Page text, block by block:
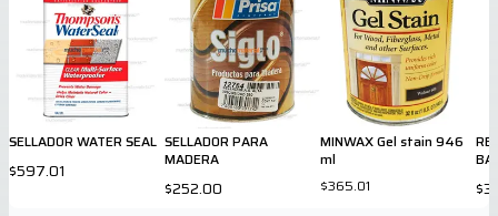
SELLADOR WATER SEAL
$597.01
SELLADOR PARA
MADERA
$252.00
MINWAX Gel stain 946
ml
$365.01